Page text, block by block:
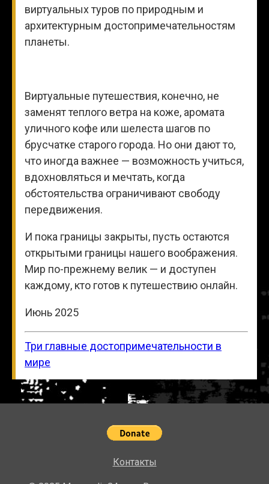
виртуальных туров по природным и
архитектурным достопримечательностям
планеты.
Виртуальные путешествия, конечно, не
заменят теплого ветра на коже, аромата
уличного кофе или шелеста шагов по
брусчатке старого города. Но они дают то,
что иногда важнее — возможность учиться,
вдохновляться и мечтать, когда
обстоятельства ограничивают свободу
передвижения.
И пока границы закрыты, пусть остаются
открытыми границы нашего воображения.
Мир по-прежнему велик — и доступен
каждому, кто готов к путешествию онлайн.
Июнь 2025
Три главные достопримечательности в
мире
Контакты